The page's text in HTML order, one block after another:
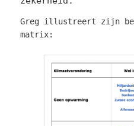
Greg illustreert zijn
matrix: